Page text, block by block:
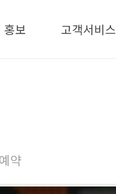
홍보 고객서비스
약